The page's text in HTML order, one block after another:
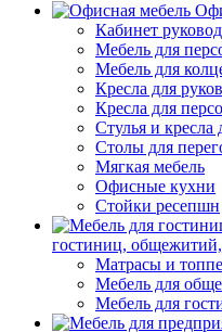
Кабинет
Мебель для
Мебель для
Кресла для
Кресла для
Стулья и кресла
Столы для
Мягкая мебель
Офисные кухни
Стойки ресепшн
гостиниц, общежитий,
Матрасы и
Мебель для
Мебель для